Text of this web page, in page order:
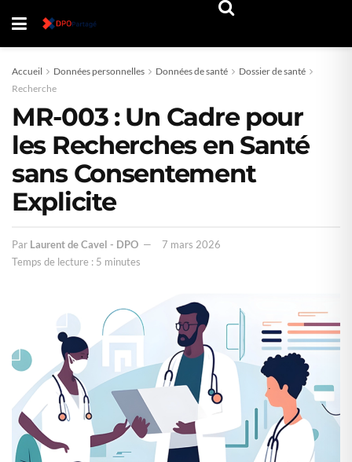
Accueil Données personnelles Données de santé
Dossier de santé
Recherche
MR-003 : Un Cadre pour
les Recherches en Santé
sans Consentement
Explicite
Par Laurent de Cavel - DPO
7 mars 2026
Temps de lecture : 5 minutes